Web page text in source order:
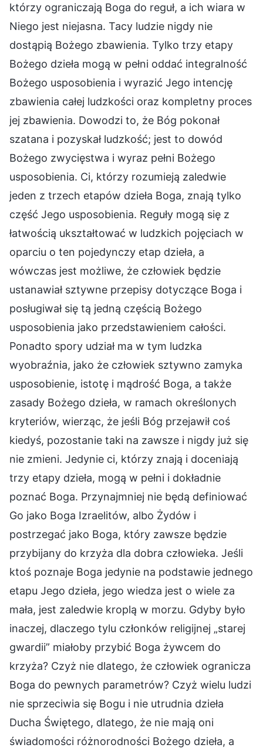
którzy ograniczają Boga do reguł, a ich wiara w
Niego jest niejasna. Tacy ludzie nigdy nie
dostąpią Bożego zbawienia. Tylko trzy etapy
Bożego dzieła mogą w pełni oddać integralność
Bożego usposobienia i wyrazić Jego intencję
zbawienia całej ludzkości oraz kompletny proces
jej zbawienia. Dowodzi to, że Bóg pokonał
szatana i pozyskał ludzkość; jest to dowód
Bożego zwycięstwa i wyraz pełni Bożego
usposobienia. Ci, którzy rozumieją zaledwie
jeden z trzech etapów dzieła Boga, znają tylko
część Jego usposobienia. Reguły mogą się z
łatwością ukształtować w ludzkich pojęciach w
oparciu o ten pojedynczy etap dzieła, a
wówczas jest możliwe, że człowiek będzie
ustanawiał sztywne przepisy dotyczące Boga i
posługiwał się tą jedną częścią Bożego
usposobienia jako przedstawieniem całości.
Ponadto spory udział ma w tym ludzka
wyobraźnia, jako że człowiek sztywno zamyka
usposobienie, istotę i mądrość Boga, a także
zasady Bożego dzieła, w ramach określonych
kryteriów, wierząc, że jeśli Bóg przejawił coś
kiedyś, pozostanie taki na zawsze i nigdy już się
nie zmieni. Jedynie ci, którzy znają i doceniają
trzy etapy dzieła, mogą w pełni i dokładnie
poznać Boga. Przynajmniej nie będą definiować
Go jako Boga Izraelitów, albo Żydów i
postrzegać jako Boga, który zawsze będzie
przybijany do krzyża dla dobra człowieka. Jeśli
ktoś poznaje Boga jedynie na podstawie jednego
etapu Jego dzieła, jego wiedza jest o wiele za
mała, jest zaledwie kroplą w morzu. Gdyby było
inaczej, dlaczego tylu członków religijnej „starej
gwardii” miałoby przybić Boga żywcem do
krzyża? Czyż nie dlatego, że człowiek ogranicza
Boga do pewnych parametrów? Czyż wielu ludzi
nie sprzeciwia się Bogu i nie utrudnia dzieła
Ducha Świętego, dlatego, że nie mają oni
świadomości różnorodności Bożego dzieła, a